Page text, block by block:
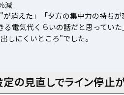
減
消えた」「夕方の集中力の持ちが
電気代くらいの話だと思ってい
しにくいところ"でした。
の見直しでライン停止